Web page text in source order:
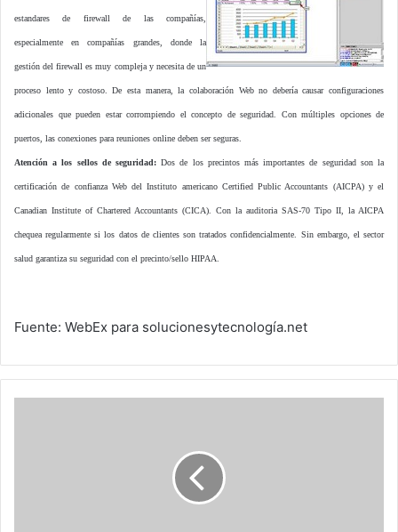
estandares de firewall de las compañías,
especialmente en compañías grandes, donde la
gestión del firewall es muy compleja y necesita de un
proceso lento y costoso. De esta manera, la colaboración Web no debería causar configuraciones
adicionales que pueden estar corrompiendo el concepto de seguridad. Con múltiples opciones de
puertos, las conexiones para reuniones online deben ser seguras.
Atención a los sellos de seguridad: Dos de los precintos más importantes de seguridad son la
certificación de confianza Web del Instituto americano Certified Public Accountants (AICPA) y el
Canadian Institute of Chartered Accountants (CICA). Con la auditoria SAS-70 Tipo II, la AICPA
chequea regularmente si los datos de clientes son tratados confidencialmente. Sin embargo, el sector
salud garantiza su seguridad con el precinto/sello HIPAA.
Fuente: WebEx para solucionesytecnología.net